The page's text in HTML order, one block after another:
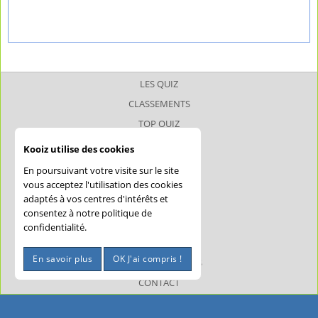
LES QUIZ
CLASSEMENTS
TOP QUIZ
JOKERQUIZ
AIDE
CONFIDENTIALITÉ
MENTIONS LÉGALES
CONTACT
Kooiz utilise des cookies
En poursuivant votre visite sur le site
vous acceptez l'utilisation des cookies
adaptés à vos centres d'intérêts et
consentez à notre politique de
confidentialité.
En savoir plus OK J'ai compris !